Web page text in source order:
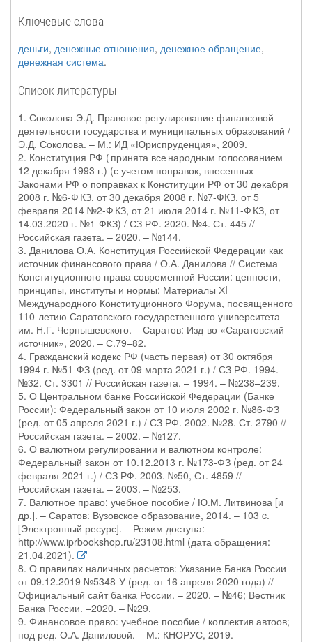
Ключевые слова
деньги, денежные отношения, денежное обращение,
денежная система.
Список литературы
1. Соколова Э.Д. Правовое регулирование финансовой
деятельности государства и муниципальных образований /
Э.Д. Соколова. – М.: ИД «Юриспруденция», 2009.
2. Конституция РФ ( принята все народным голосованием
12 декабря 1993 г.) (с учетом поправок, внесенных
Законами РФ о поправках к Конституции РФ от 30 декабря
2008 г. №6-Ф КЗ, от 30 декабря 2008 г. №7-ФКЗ, от 5
февраля 2014 №2-Ф КЗ, от 21 июля 2014 г. №11-Ф КЗ, от
14.03.2020 г. №1-ФКЗ) / СЗ РФ. 2020. №4. Ст. 445 //
Российская газета. – 2020. – №144.
3. Данилова О.А. Конституция Российской Федерации как
источник финансового права / О.А. Данилова // Система
Конституционного права современной России: ценности,
принципы, институты и нормы: Материалы ХI
Международного Конституционного Форума, посвященного
110-летию Саратовского государственного университета
им. Н.Г. Чернышевского. – Саратов: Изд-во «Саратовский
источник», 2020. – С.79–82.
4. Гражданский кодекс РФ (часть первая) от 30 октября
1994 г. №51-ФЗ (ред. от 09 марта 2021 г.) / СЗ РФ. 1994.
№32. Ст. 3301 // Российская газета. – 1994. – №238–239.
5. О Центральном банке Российской Федерации (Банке
России): Федеральный закон от 10 июля 2002 г. №86-ФЗ
(ред. от 05 апреля 2021 г.) / СЗ РФ. 2002. №28. Ст. 2790 //
Российская газета. – 2002. – №127.
6. О валютном регулировании и валютном контроле:
Федеральный закон от 10.12.2013 г. №173-ФЗ (ред. от 24
февраля 2021 г.) / СЗ РФ. 2003. №50, Ст. 4859 //
Российская газета. – 2003. – №253.
7. Валютное право: учебное пособие / Ю.М. Литвинова [и
др.]. – Саратов: Вузовское образование, 2014. – 103 c.
[Электронный ресурс]. – Режим доступа:
http://www.iprbookshop.ru/23108.html (дата обращения:
21.04.2021).
8. О правилах наличных расчетов: Указание Банка России
от 09.12.2019 №5348-У (ред. от 16 апреля 2020 года) //
Официальный сайт банка России. – 2020. – №46; Вестник
Банка России. –2020. – №29.
9. Финансовое право: учебное пособие / коллектив автоов;
под ред. О.А. Даниловой. – М.: КНОРУС, 2019.